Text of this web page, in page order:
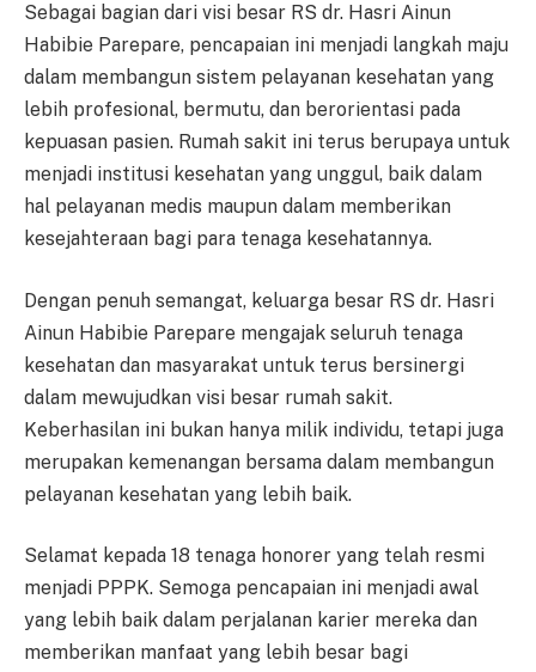
Sebagai bagian dari visi besar RS dr. Hasri Ainun
Habibie Parepare, pencapaian ini menjadi langkah maju
dalam membangun sistem pelayanan kesehatan yang
lebih profesional, bermutu, dan berorientasi pada
kepuasan pasien. Rumah sakit ini terus berupaya untuk
menjadi institusi kesehatan yang unggul, baik dalam
hal pelayanan medis maupun dalam memberikan
kesejahteraan bagi para tenaga kesehatannya.
Dengan penuh semangat, keluarga besar RS dr. Hasri
Ainun Habibie Parepare mengajak seluruh tenaga
kesehatan dan masyarakat untuk terus bersinergi
dalam mewujudkan visi besar rumah sakit.
Keberhasilan ini bukan hanya milik individu, tetapi juga
merupakan kemenangan bersama dalam membangun
pelayanan kesehatan yang lebih baik.
Selamat kepada 18 tenaga honorer yang telah resmi
menjadi PPPK. Semoga pencapaian ini menjadi awal
yang lebih baik dalam perjalanan karier mereka dan
memberikan manfaat yang lebih besar bagi